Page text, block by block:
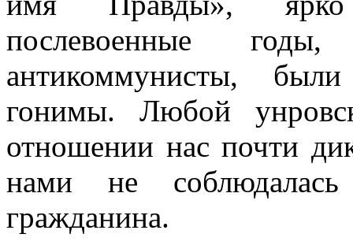
послевоенные
антикоммунисты,
гонимы. Любой
отношении нас почти
нами не
гражданина.